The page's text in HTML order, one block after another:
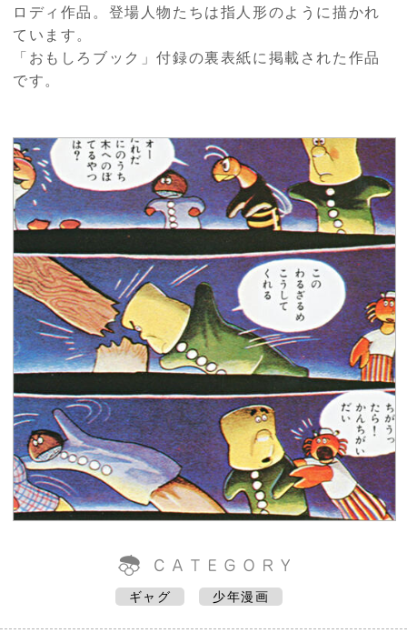
ロディ作品。登場人物たちは指人形のように描かれ
ています。
「おもしろブック」付録の裏表紙に掲載された作品
です。
ギャグ 少年漫画